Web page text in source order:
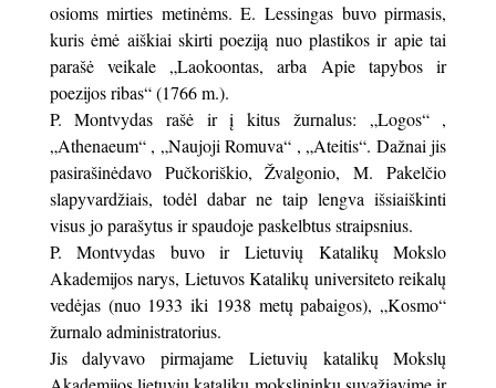
osioms mirties metinėms. E. Lessingas buvo pirmasis,
kuris ėmė aiškiai skirti poeziją nuo plastikos ir apie tai
parašė veikale „Laokoontas, arba Apie tapybos ir
poezijos ribas“ (1766 m.).
P. Montvydas rašė ir į kitus žurnalus: „Logos“ ,
„Athenaeum“ , „Naujoji Romuva“ , „Ateitis“. Dažnai jis
pasirašinėdavo Pučkoriškio, Žvalgonio, M. Pakelčio
slapyvardžiais, todėl dabar ne taip lengva išsiaiškinti
visus jo parašytus ir spaudoje paskelbtus straipsnius.
P. Montvydas buvo ir Lietuvių Katalikų Mokslo
Akademijos narys, Lietuvos Katalikų universiteto reikalų
vedėjas (nuo 1933 iki 1938 metų pabaigos), „Kosmo“
žurnalo administratorius.
Jis dalyvavo pirmajame Lietuvių katalikų Mokslų